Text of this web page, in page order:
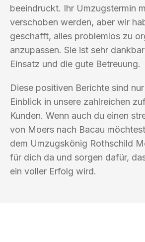
beeindruckt. Ihr Umzugstermin
verschoben werden, aber wir
geschafft, alles problemlos zu
anzupassen. Sie ist sehr
Einsatz und die gute Betreuung.
Diese positiven Berichte sind
Einblick in unsere zahlreichen
Kunden. Wenn auch du einen
von Moers nach Bacau
dem Umzugskönig Rothschild
für dich da und sorgen dafür,
ein voller Erfolg wird.